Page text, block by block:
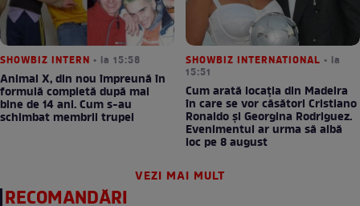
SHOWBIZ INTERN • la 15:58
Animal X, din nou împreună în
formulă completă după mai
bine de 14 ani. Cum s-au
schimbat membrii trupei
SHOWBIZ INTERNATIONAL • la
15:51
Cum arată locația din Madeira
în care se vor căsători Cristiano
Ronaldo și Georgina Rodriguez.
Evenimentul ar urma să aibă
loc pe 8 august
VEZI MAI MULT
RECOMANDĂRI